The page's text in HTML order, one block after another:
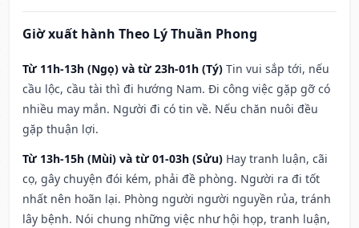
Giờ xuất hành Theo Lý Thuần Phong
Từ 11h-13h (Ngọ) và từ 23h-01h (Tý) Tin vui sắp tới, nếu
cầu lộc, cầu tài thì đi hướng Nam. Đi công việc gặp gỡ có
nhiều may mắn. Người đi có tin về. Nếu chăn nuôi đều
gặp thuận lợi.
Từ 13h-15h (Mùi) và từ 01-03h (Sửu) Hay tranh luận, cãi
cọ, gây chuyện đói kém, phải đề phòng. Người ra đi tốt
nhất nên hoãn lại. Phòng người người nguyền rủa, tránh
lây bệnh. Nói chung những việc như hội họp, tranh luận,